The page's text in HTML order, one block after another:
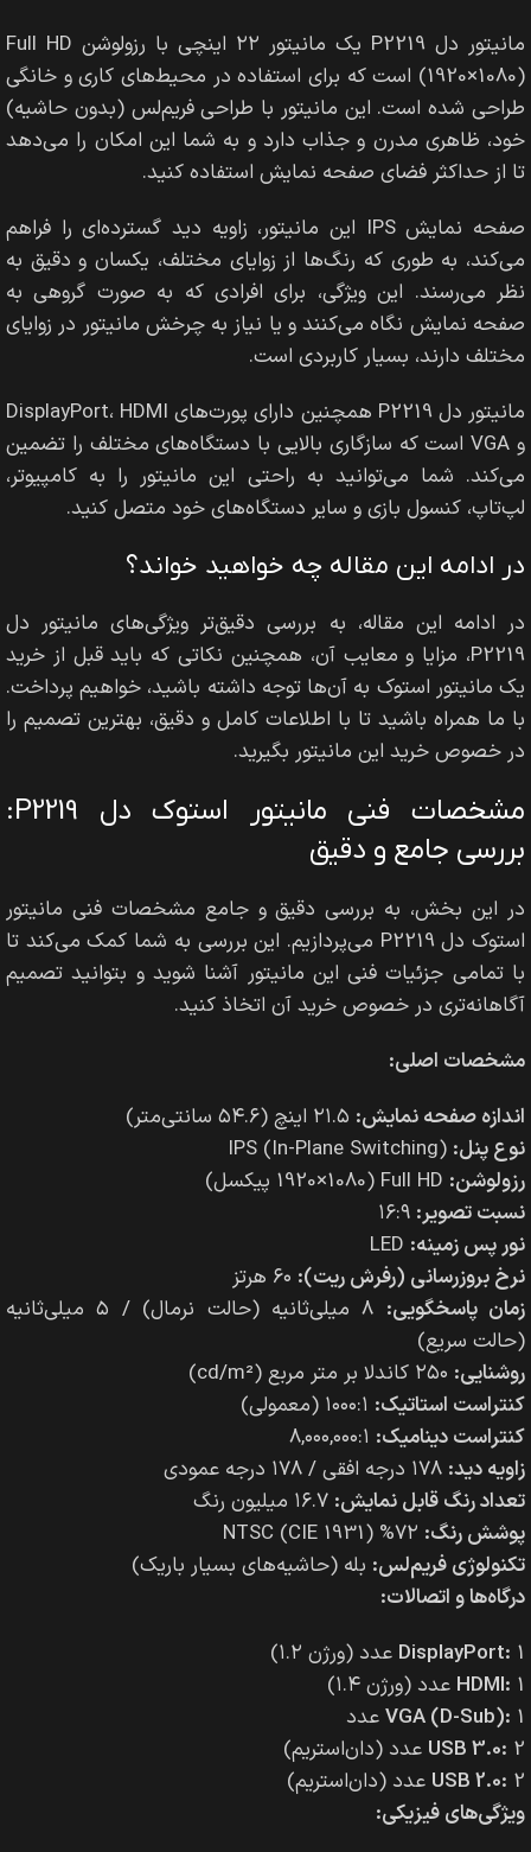
مانیتور دل P2219 یک مانیتور ۲۲ اینچی با رزولوشن Full HD
(1920×1080) است که برای استفاده در محیط‌های کاری و خانگی
طراحی شده است. این مانیتور با طراحی فریم‌لس (بدون حاشیه)
خود، ظاهری مدرن و جذاب دارد و به شما این امکان را می‌دهد
تا از حداکثر فضای صفحه نمایش استفاده کنید.
صفحه نمایش IPS این مانیتور، زاویه دید گسترده‌ای را فراهم
می‌کند، به طوری که رنگ‌ها از زوایای مختلف، یکسان و دقیق به
نظر می‌رسند. این ویژگی، برای افرادی که به صورت گروهی به
صفحه نمایش نگاه می‌کنند و یا نیاز به چرخش مانیتور در زوایای
مختلف دارند، بسیار کاربردی است.
مانیتور دل P2219 همچنین دارای پورت‌های DisplayPort، HDMI
و VGA است که سازگاری بالایی با دستگاه‌های مختلف را تضمین
می‌کند. شما می‌توانید به راحتی این مانیتور را به کامپیوتر،
لپ‌تاپ، کنسول بازی و سایر دستگاه‌های خود متصل کنید.
در ادامه این مقاله چه خواهید خواند؟
در ادامه این مقاله، به بررسی دقیق‌تر ویژگی‌های مانیتور دل
P2219، مزایا و معایب آن، همچنین نکاتی که باید قبل از خرید
یک مانیتور استوک به آن‌ها توجه داشته باشید، خواهیم پرداخت.
با ما همراه باشید تا با اطلاعات کامل و دقیق، بهترین تصمیم را
در خصوص خرید این مانیتور بگیرید.
مشخصات فنی مانیتور استوک دل P2219:
بررسی جامع و دقیق
در این بخش، به بررسی دقیق و جامع مشخصات فنی مانیتور
استوک دل P2219 می‌پردازیم. این بررسی به شما کمک می‌کند تا
با تمامی جزئیات فنی این مانیتور آشنا شوید و بتوانید تصمیم
آگاهانه‌تری در خصوص خرید آن اتخاذ کنید.
مشخصات اصلی:
اندازه صفحه نمایش:
نوع پنل:
رزولوشن:
نسبت تصویر:
نور پس زمینه:
نرخ بروزرسانی (رفرش ریت):
زمان پاسخگویی:
۸ میلی‌ثانیه (حالت نرمال) / ۵ میلی‌ثانیه
(حالت سریع)
روشنایی:
کنتراست استاتیک:
کنتراست دینامیک:
زاویه دید:
تعداد رنگ قابل نمایش:
پوشش رنگ:
تکنولوژی فریم‌لس: بله (حاشیه‌های بسیار باریک)
درگاه‌ها و اتصالات:
DisplayPort: 1 عدد (ورژن ۱.۲)
HDMI: 1 عدد (ورژن ۱.۴)
VGA (D-Sub): 1 عدد
USB 3.0: 2 عدد (دان‌استریم)
USB 2.0: 2 عدد (دان‌استریم)
ویژگی‌های فیزیکی: